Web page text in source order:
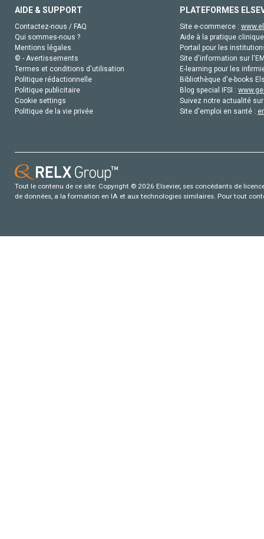
AIDE & SUPPORT
Contactez-nous / FAQ
Qui sommes-nous ?
Mentions légales
© - Avertissements
Termes et conditions d'utilisation
Politique rédactionnelle
Politique publicitaire
Cookie settings
Politique de la vie privée
PLATEFORMES
Site e-commerce :
Aide à la pratique
Portail pour les
Site d'information sur
E-learning pour les
Bibliothèque d'e-books
Blog special IFSI :
Suivez notre actualité
Site d'emploi en santé :
Tout le contenu de ce site: Copyright © 2026 Elsevier, ses concédants de
de données, a la formation en IA et aux technologies similaires. Pour tout